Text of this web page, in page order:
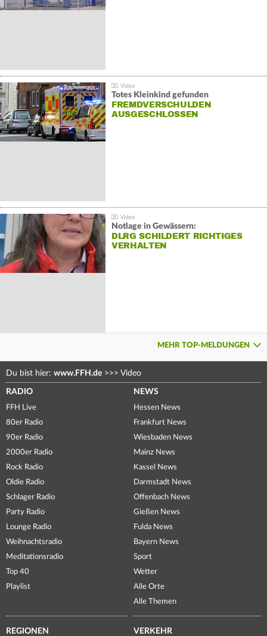
Totes Kleinkind gefunden
FREMDVERSCHULDEN
AUSGESCHLOSSEN
Notlage in Gewässern:
DLRG SCHILDERT RICHTIGES
VERHALTEN
MEHR TOP-MELDUNGEN
Du bist hier: www.FFH.de >>> Video
RADIO
FFH Live
80er Radio
90er Radio
2000er Radio
Rock Radio
Oldie Radio
Schlager Radio
Party Radio
Lounge Radio
Weihnachtsradio
Meditationsradio
Top 40
Playlist
NEWS
Hessen News
Frankfurt News
Wiesbaden News
Mainz News
Kassel News
Darmstadt News
Offenbach News
Gießen News
Fulda News
Bayern News
Sport
Wetter
Alle Orte
Alle Themen
REGIONEN VERKEHR